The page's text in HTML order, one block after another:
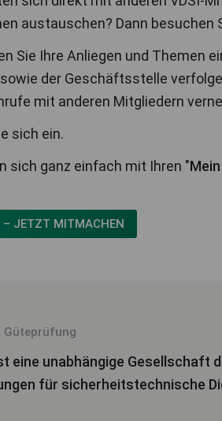
austauschen? Dann
Sie Ihre Anliegen und Themen
der Geschäftsstelle
mit anderen Mitgliedern
sich ein.
sich ganz einfach mit Ihren "Mein
– JETZT MITMACHEN
Güteprüfung
eine unabhängige Gesellschaft
für sicherheitstechnische